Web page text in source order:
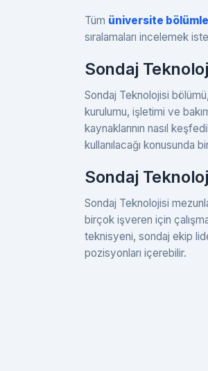
Tüm üniversite
sıralamaları incelemek
Sondaj
Sondaj Teknolojisi
kurulumu, işletimi ve
kaynaklarının nasıl
kullanılacağı konusunda
Sondaj
Sondaj Teknolojisi
birçok işveren için
teknisyeni, sondaj ekip
pozisyonları içerebilir.